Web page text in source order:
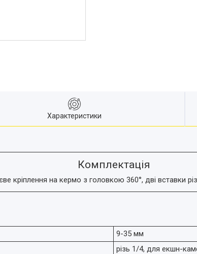
Характеристики
Комплектація
кріплення на кермо з головкою 360°, дві вставки
9-35 мм
різь 1/4, для екшн-